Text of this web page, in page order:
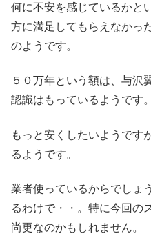
何に不安を感じているかと
方に満足してもらえなかっ
のようです。
５０万年という額は、与沢
認識はもっているようです。
もっと安くしたいようです
るようです。
業者使っているからでしょ
るわけで・・。特に今回の
尚更なのかもしれません。